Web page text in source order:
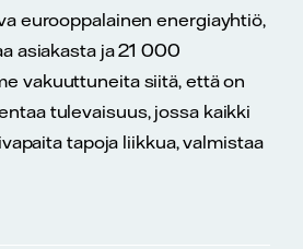
eurooppalainen energiayhtiö,
asiakasta ja 21 000
vakuuttuneita siitä, että on
tulevaisuus, jossa kaikki
tapoja liikkua, valmistaa